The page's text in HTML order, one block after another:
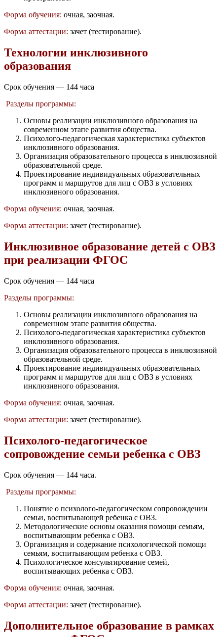
Форма обучения: очная, заочная.
Форма аттестации: зачет (тестирование).
Технологии инклюзивного
образования
Срок обучения — 144 часа
Разделы программы:
Основы реализации инклюзивного образования на
современном этапе развития общества.
Психолого-педагогическая характеристика субъектов
инклюзивного образования.
Организация образовательного процесса в инклюзивной
образовательной среде.
Проектирование индивидуальных образовательных
программ и маршрутов для лиц с ОВЗ в условиях
инклюзивного образования.
Форма обучения: очная, заочная.
Форма аттестации: зачет (тестирование).
Инклюзивное образование детей с ОВЗ
при реализации ФГОС
Срок обучения — 144 часа
Разделы программы:
Основы реализации инклюзивного образования на
современном этапе развития общества.
Психолого-педагогическая характеристика субъектов
инклюзивного образования.
Организация образовательного процесса в инклюзивной
образовательной среде.
Проектирование индивидуальных образовательных
программ и маршрутов для лиц с ОВЗ в условиях
инклюзивного образования.
Форма обучения: очная, заочная.
Форма аттестации: зачет (тестирование).
Психолого-педагогическое
сопровождение семьи ребенка с ОВЗ
Срок обучения — 144 часа.
Разделы программы:
Понятие о психолого-педагогическом сопровождении
семьи, воспитывающей ребенка с ОВЗ.
Методологические основы оказания помощи семьям,
воспитывающим ребенка с ОВЗ.
Организация и содержание психологической помощи
семьям, воспитывающим ребенка с ОВЗ.
Психологическое консультирование семей,
воспитывающих ребенка с ОВЗ.
Форма обучения: очная, заочная.
Форма аттестации: зачет (тестирование).
Дополнительное образование в рамках